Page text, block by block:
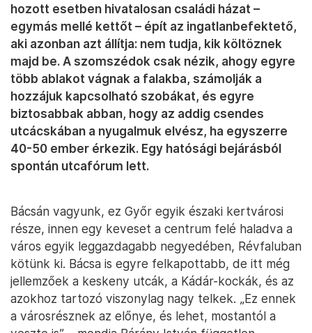
hozott esetben hivatalosan családi házat –
egymás mellé kettőt – épít az ingatlanbefektető,
aki azonban azt állítja: nem tudja, kik költöznek
majd be. A szomszédok csak nézik, ahogy egyre
több ablakot vágnak a falakba, számolják a
hozzájuk kapcsolható szobákat, és egyre
biztosabbak abban, hogy az addig csendes
utcácskában a nyugalmuk elvész, ha egyszerre
40-50 ember érkezik. Egy hatósági bejárásból
spontán utcafórum lett.
Bácsán vagyunk, ez Győr egyik északi kertvárosi
része, innen egy keveset a centrum felé haladva a
város egyik leggazdagabb negyedében, Révfaluban
kötünk ki. Bácsa is egyre felkapottabb, de itt még
jellemzőek a keskeny utcák, a Kádár-kockák, és az
azokhoz tartozó viszonylag nagy telkek. „Ez ennek
a városrésznek az előnye, és lehet, mostantól a